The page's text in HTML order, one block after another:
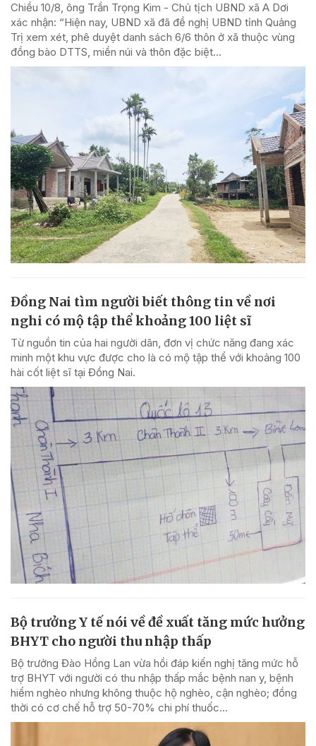
Chiều 10/8, ông Trần Trọng Kim - Chủ tịch UBND xã A Dơi
xác nhận: “Hiện nay, UBND xã đã đề nghị UBND tỉnh Quảng
Trị xem xét, phê duyệt danh sách 6/6 thôn ở xã thuộc vùng
đồng bào DTTS, miền núi và thôn đặc biệt...
Đồng Nai tìm người biết thông tin về nơi
nghi có mộ tập thể khoảng 100 liệt sĩ
Từ nguồn tin của hai người dân, đơn vị chức năng đang xác
minh một khu vực được cho là có mộ tập thể với khoảng 100
hài cốt liệt sĩ tại Đồng Nai.
Bộ trưởng Y tế nói về đề xuất tăng mức hưởng
BHYT cho người thu nhập thấp
Bộ trưởng Đào Hồng Lan vừa hồi đáp kiến nghị tăng mức hỗ
trợ BHYT với người có thu nhập thấp mắc bệnh nan y, bệnh
hiểm nghèo nhưng không thuộc hộ nghèo, cận nghèo; đồng
thời có cơ chế hỗ trợ 50-70% chi phí thuốc...